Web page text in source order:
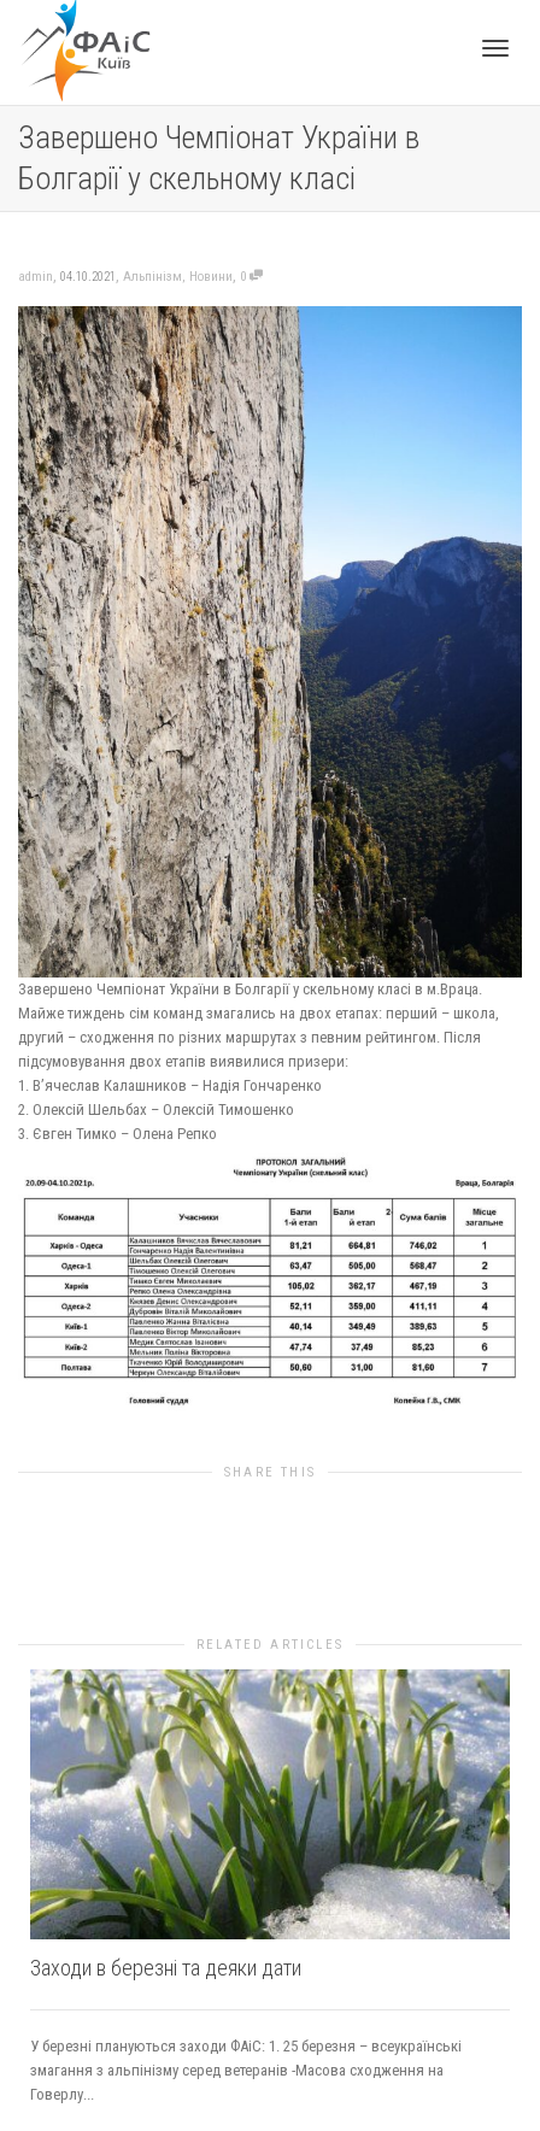
Завершено Чемпіонат України в
Болгарії у скельному класі
admin, 04.10.2021 , Альпінізм, Новини, 0
Завершено Чемпіонат України в Болгарії у скельному класі в м.Враца.
Майже тиждень сім команд змагались на двох етапах: перший – школа,
другий – сходження по різних маршрутах з певним рейтингом. Після
підсумовування двох етапів виявилися призери:
1. В’ячеслав Калашников – Надія Гончаренко
2. Олексій Шельбах – Олексій Тимошенко
3. Євген Тимко – Олена Репко
SHARE THIS
RELATED ARTICLES
Заходи в березні та деяки дати
У березні плануються заходи ФАіС: 1. 25 березня – всеукраїнські
змагання з альпінізму серед ветеранів -Масова сходження на
Говерлу...